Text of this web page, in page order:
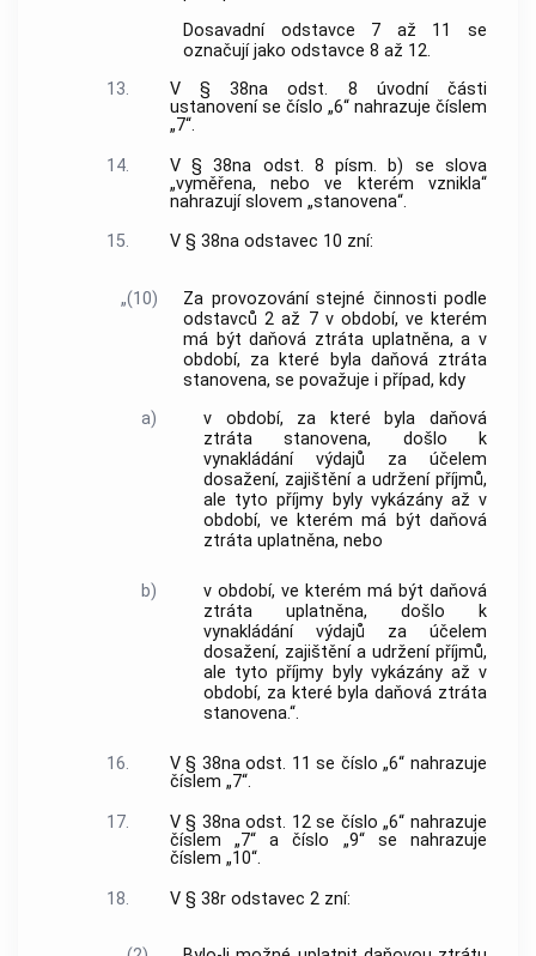
Dosavadní odstavce 7 až 11 se
označují jako odstavce 8 až 12.
13.
V § 38na odst. 8 úvodní části
ustanovení se číslo „6“ nahrazuje číslem
„7“.
14.
V § 38na odst. 8 písm. b) se slova
„vyměřena, nebo ve kterém vznikla“
nahrazují slovem „stanovena“.
15.
V § 38na odstavec 10 zní:
„(10)
Za provozování stejné činnosti podle
odstavců 2 až 7 v období, ve kterém
má být daňová ztráta uplatněna, a v
období, za které byla daňová ztráta
stanovena, se považuje i případ, kdy
a)
v období, za které byla daňová
ztráta stanovena, došlo k
vynakládání výdajů za účelem
dosažení, zajištění a udržení příjmů,
ale tyto příjmy byly vykázány až v
období, ve kterém má být daňová
ztráta uplatněna, nebo
b)
v období, ve kterém má být daňová
ztráta uplatněna, došlo k
vynakládání výdajů za účelem
dosažení, zajištění a udržení příjmů,
ale tyto příjmy byly vykázány až v
období, za které byla daňová ztráta
stanovena.“.
16.
V § 38na odst. 11 se číslo „6“ nahrazuje
číslem „7“.
17.
V § 38na odst. 12 se číslo „6“ nahrazuje
číslem „7“ a číslo „9“ se nahrazuje
číslem „10“.
18.
V § 38r odstavec 2 zní: